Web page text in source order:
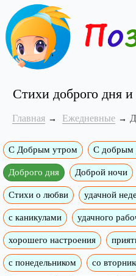
Стихи доброго дня
Главная Ежедневные
С Добрым утром C
Доброго дня Доброй ночи
Стихи о любви удачной
с каникулами удачного
хорошего настроения
с понедельником со